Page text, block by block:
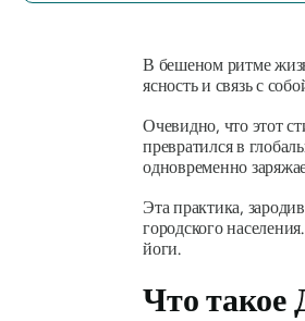
В бешеном ритме
ясность и связь с
Очевидно, что этот
превратился в
одновременно
Эта практика,
городского
йоги.
Что такое